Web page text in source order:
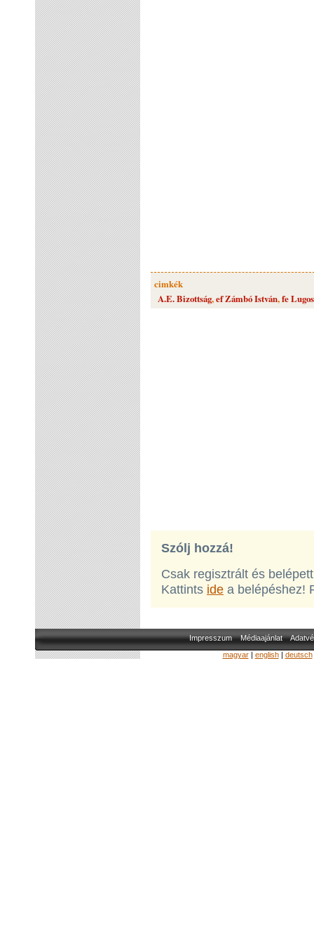
cimkék
A.E. Bizottság,ef Zámbó István,fe
Szólj hozzá!
Csak regisztrált és
Kattints ide a belépéshez!
Impresszum Médiaajánlat
magyar| english| deutsch